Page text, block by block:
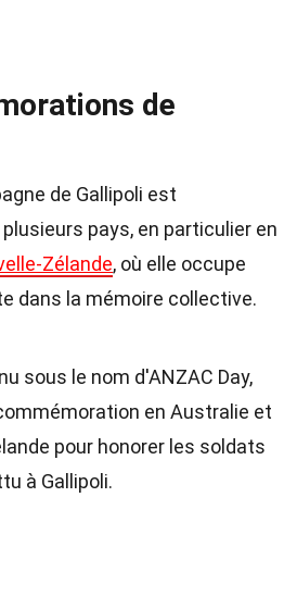
de
de Gallipoli est
pays, en particulier en
Zélande, où elle occupe
dans la mémoire collective.
sous le nom d'ANZAC Day,
en Australie et
pour honorer les soldats
à Gallipoli.